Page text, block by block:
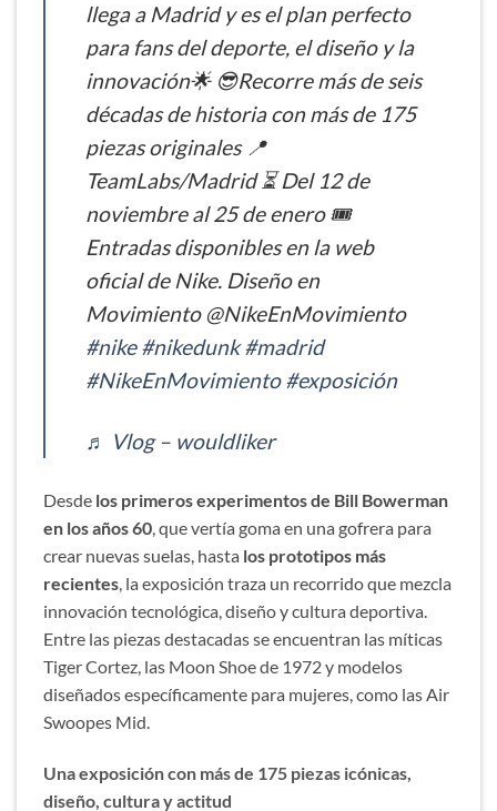
llega a Madrid y es el plan perfecto
para fans del deporte, el diseño y la
innovación🌟 😎Recorre más de seis
décadas de historia con más de 175
piezas originales 📍
TeamLabs/Madrid ⏳ Del 12 de
noviembre al 25 de enero 🎟️
Entradas disponibles en la web
oficial de Nike. Diseño en
Movimiento @NikeEnMovimiento
#nike #nikedunk #madrid
#NikeEnMovimiento #exposición
♬ Vlog – wouldliker
Desde los primeros experimentos de Bill Bowerman
en los años 60, que vertía goma en una gofrera para
crear nuevas suelas, hasta los prototipos más
recientes, la exposición traza un recorrido que mezcla
innovación tecnológica, diseño y cultura deportiva.
Entre las piezas destacadas se encuentran las míticas
Tiger Cortez, las Moon Shoe de 1972 y modelos
diseñados específicamente para mujeres, como las Air
Swoopes Mid.
Una exposición con más de 175 piezas icónicas,
diseño, cultura y actitud